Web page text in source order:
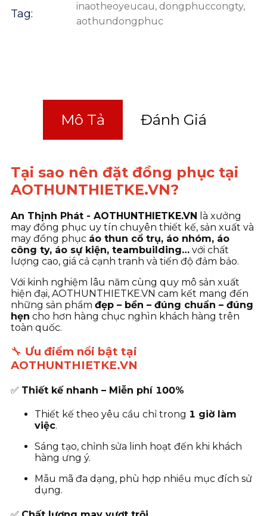
Tag:
inaotheoyeucau, dongphuccongty,
aothundongphuc
Mô Tả Đánh Giá
Tại sao nên đặt đồng phục tại
AOTHUNTHIETKE.VN?
An Thịnh Phát - AOTHUNTHIETKE.VN là xưởng
may đồng phục uy tín chuyên thiết kế, sản xuất và
may đồng phục áo thun cổ trụ, áo nhóm, áo
công ty, áo sự kiện, teambuilding… với chất
lượng cao, giá cả cạnh tranh và tiến độ đảm bảo.
Với kinh nghiệm lâu năm cùng quy mô sản xuất
hiện đại, AOTHUNTHIETKE.VN cam kết mang đến
những sản phẩm đẹp – bền – đúng chuẩn – đúng
hẹn cho hơn hàng chục nghìn khách hàng trên
toàn quốc.
🔧 Ưu điểm nổi bật tại
AOTHUNTHIETKE.VN
✅ Thiết kế nhanh – Miễn phí 100%
Thiết kế theo yêu cầu chỉ trong 1 giờ làm
việc.
Sáng tạo, chỉnh sửa linh hoạt đến khi khách
hàng ưng ý.
Mẫu mã đa dạng, phù hợp nhiều mục đích sử
dụng.